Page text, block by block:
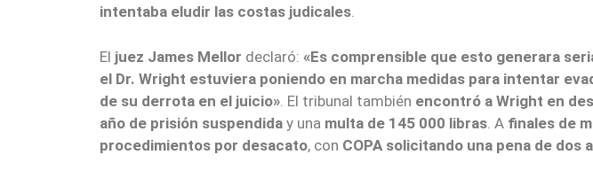
intentaba eludir las costas judicales.
El juez James Mellor declaró: «Es comprensible que esto generara
el Dr. Wright estuviera poniendo en marcha medidas para intentar
de su derrota en el juicio» . El tribunal también encontró a Wright en
año de prisión suspendida y una multa de 145 000 libras . A finales de
procedimientos por desacato, con COPA solicitando una pena de dos